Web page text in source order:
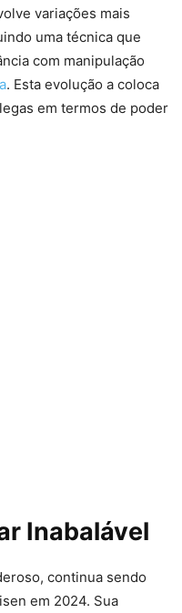
variações mais
uma técnica que
com manipulação
. Esta evolução a coloca
em termos de poder
Inabalável
continua sendo
em 2024. Sua